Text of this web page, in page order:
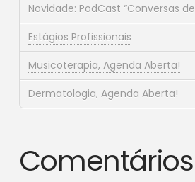
Novidade: PodCast “Conversas
Estágios Profissionais
Musicoterapia, Agenda Aberta!
Dermatologia, Agenda Aberta!
Comentários